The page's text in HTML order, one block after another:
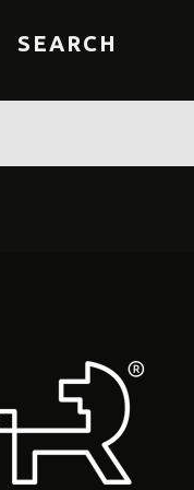
SEARCH